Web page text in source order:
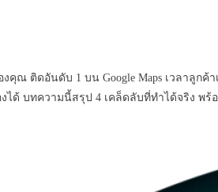
ของคุณ ติดอันดับ 1 บน Google Maps เว
บทความนี้สรุป 4 เคล็ดลับที่ทำได้จริง พร้อ